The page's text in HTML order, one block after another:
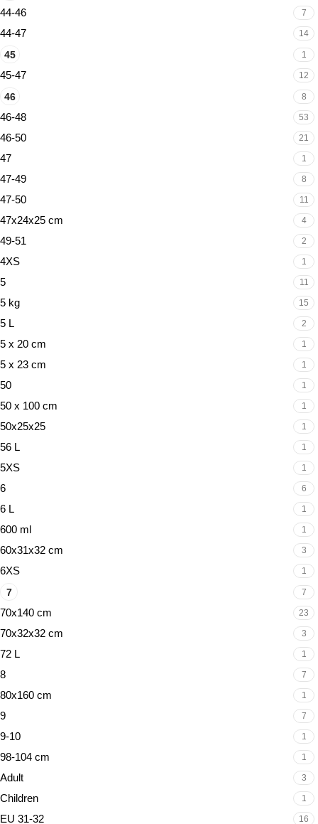
44-46 7
44-47 14
45 1
45-47 12
46 8
46-48 53
46-50 21
47 1
47-49 8
47-50 11
47x24x25 cm 4
49-51 2
4XS 1
5 11
5 kg 15
5 L 2
5 x 20 cm 1
5 x 23 cm 1
50 1
50 x 100 cm 1
50x25x25 1
56 L 1
5XS 1
6 6
6 L 1
600 ml 1
60x31x32 cm 3
6XS 1
7 7
70x140 cm 23
70x32x32 cm 3
72 L 1
8 7
80x160 cm 1
9 7
9-10 1
98-104 cm 1
Adult 3
Children 1
EU 31-32 16